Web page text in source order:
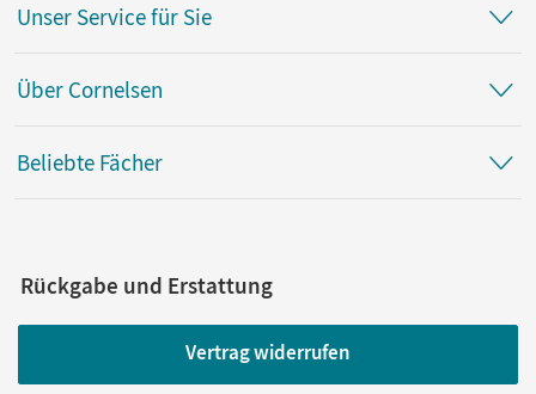
Unser Service für Sie
Über Cornelsen
Beliebte Fächer
Rückgabe und Erstattung
Vertrag widerrufen